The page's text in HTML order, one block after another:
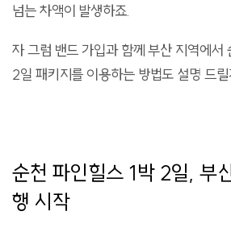
넘는 차액이 발생하죠.
자 그럼 밴드 가입과 함께 부산 지역에
2일 패키지를 이용하는 방법도 설명 드릴
순천 파인힐스 1박 2일, 부
행 시작